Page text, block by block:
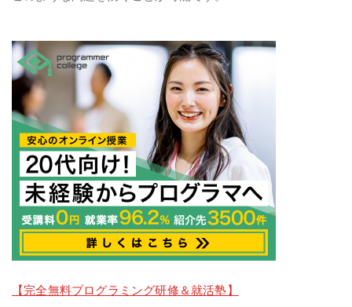
【完全無料プログラミング研修＆就活塾】